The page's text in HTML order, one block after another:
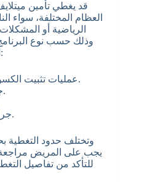
قد يغطي تأمين
العظام المختلفة، سواء
الرياضية أو
وذلك حسب نوع البرنامج
المطلوبة. وقد تشمل التغطية:
عمليات تثبيت الكسور بالشرائح والمسامير.
جراحات تغيير المفاصل.
جراحات المناظير الدقيقة.
وتختلف حدود التغطية
يجب على المريض مراجعة
للتأكد من تفاصيل